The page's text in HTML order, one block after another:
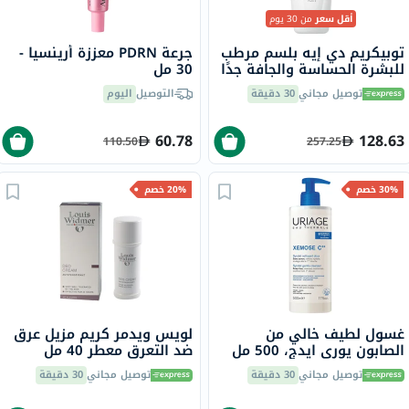
أقل سعرمن 30 يوم
توبيكريم دي إيه بلسم مرطب
للبشرة الحساسة والجافة جدًا
200 مل توصيل مجاني30 دقيقة
128.63
257.25
جرعة PDRN معززة أرينسيا -
30 مل
التوصيل اليوم
60.78
110.50
30% خصم
غسول لطيف خالي من
الصابون يوري ايدج، 500 مل
توصيل مجاني30 دقيقة
20% خصم
لويس ويدمر كريم مزيل عرق
ضد التعرق معطر 40 مل
توصيل مجاني30 دقيقة